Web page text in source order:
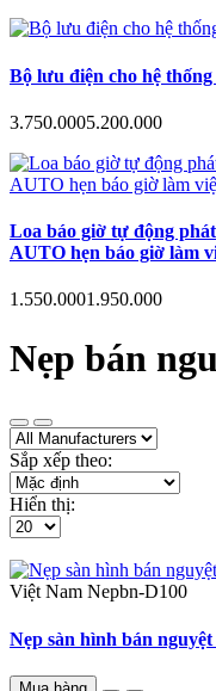
Bộ lưu điện cho hệ
3.750.0005.200.000
Loa báo giờ tự động
AUTO hẹn báo giờ làm
1.550.0001.950.000
Nẹp bán
Sắp xếp theo:
Hiển thị:
Việt Nam Nepbn-D100
Nẹp sàn hình bán